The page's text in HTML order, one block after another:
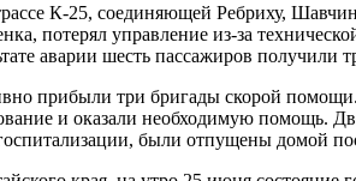
К-25, соединяющей Ребриху,
потерял управление из-за
аварии шесть пассажиров
прибыли три бригады скорой
и оказали необходимую помощь.
были отпущены домой